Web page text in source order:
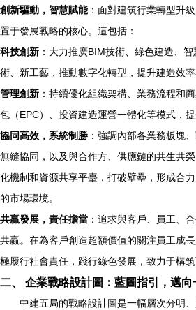
創新驅動，智慧賦能：面對建筑行業轉型升
置于發展戰略的核心。這包括：
科技創新 ：大力推廣BIM技術、綠色建造、
術、新工藝，推動數字化轉型，提升建造效率
管理創新 ：持續優化組織架構、業務流程和
包（EPC）、投資建造運營一體化等模式，提
協同高效，系統制勝 ：強調內部各業務板塊
無縫協同，以及與合作方、供應鏈的共生共
化機制和資源共享平臺，打破壁壘，形成合
的市場環境。
共贏發展，責任擔當 ：追求與客戶、員工、
共贏。在為客戶創造超額價值的關注員工成
極履行社會責任，踐行綠色發展，致力于構筑
二、 企業戰略設計圖：藍圖指引，邁向
中建五局的戰略設計圖是一幅層次分明